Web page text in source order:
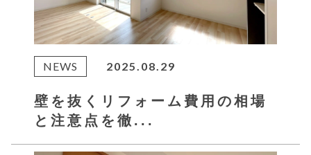
NEWS 2025.08.29
壁を抜くリフォーム費用の相場
と注意点を徹...